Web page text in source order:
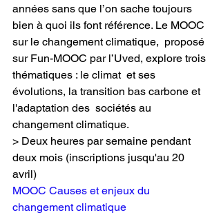
années sans que l’on sache toujours
bien à quoi ils font référence. Le MOOC
sur le changement climatique,  proposé
sur Fun-MOOC par l’Uved, explore trois
thématiques : le climat  et ses
évolutions, la transition bas carbone et
l'adaptation des  sociétés au
changement climatique.
> Deux heures par semaine pendant
deux mois (inscriptions jusqu'au 20
avril)
MOOC Causes et enjeux du
changement climatique